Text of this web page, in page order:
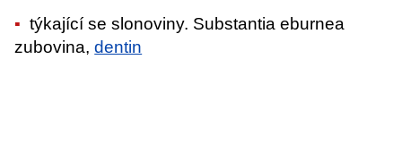
týkající se slonoviny. Substantia eburnea
zubovina,dentin